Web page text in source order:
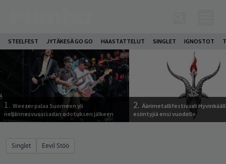
STEELFEST JYTÄKESÄ GO GO HAASTATTELUT SINGLET IGNOSTOT
1. Weezer palaa Suomeen yli
neljännesvuosisadan odotuksen jälkeen
2. Äärimetallifestivaali
esiintyjiä ensi vuodelle
Singlet Eevil Stöö